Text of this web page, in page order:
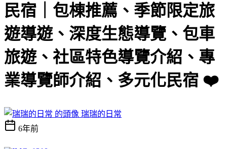
民宿｜包棟推薦、季節限定旅
遊導遊、深度生態導覽、包車
旅遊、社區特色導覽介紹、專
業導覽師介紹、多元化民宿 ❤️
瑞瑞的日常
6年前